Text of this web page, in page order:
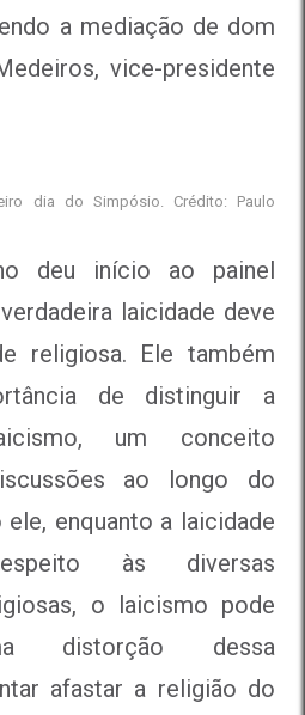
a mediação de dom
vice-presidente
dia do Simpósio. Crédito: Paulo
deu início ao painel
laicidade deve
religiosa. Ele também
de distinguir a
um conceito
ao longo do
enquanto a laicidade
às diversas
o laicismo pode
distorção dessa
afastar a religião do